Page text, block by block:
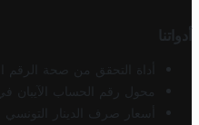
أدواتنا
أداة التحقق من صحة الرقم
محول رقم الحساب الآيبان
أسعار صرف الدينار التونسي